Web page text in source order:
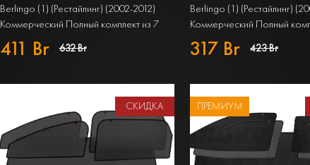
Berlingo (1) (Рестайлинг) (2002-2012)
Коммерческий Полный комплект из 7
экранов PREMIUM
411 Br 632 Br
Berlingo (1) (Рестайлинг)
Коммерческий Полный
экранов STANDART
317 Br 423 Br
СКИДКА ПРЕМИУМ